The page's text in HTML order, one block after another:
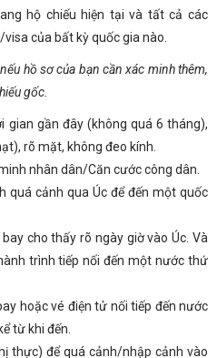
hộ chiếu hiện tại và tất cả các
của bất kỳ quốc gia nào.
hồ sơ của bạn cần xác minh thêm,
gốc.
gần đây (không quá 6 tháng),
rõ mặt, không đeo kính.
nhân dân/Căn cước công dân.
quá cảnh qua Úc để đến một quốc
cho thấy rõ ngày giờ vào Úc. Và
trình tiếp nối đến một nước thứ
hoặc vé điện tử nối tiếp đến nước
từ khi đến.
thực) để quá cảnh/nhập cảnh vào